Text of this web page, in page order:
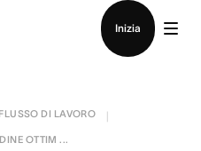
Inizia
DI LAVORO
OTTIM ...